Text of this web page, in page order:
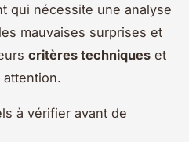
qui nécessite une analyse
mauvaises surprises et
critères techniques et
à vérifier avant de